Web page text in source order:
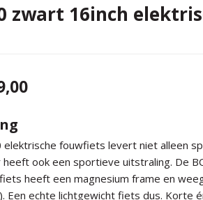
zwart 16inch
elektrische fouwfiets levert niet alleen
ook een sportieve uitstraling. De
heeft een magnesium frame en
Een echte lichtgewicht fiets dus. Korte